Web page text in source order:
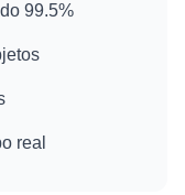
99.5%
real